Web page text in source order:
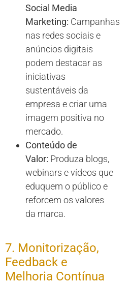
Social Media
Marketing: Campanhas
nas redes sociais e
anúncios digitais
podem destacar as
iniciativas
sustentáveis da
empresa e criar uma
imagem positiva no
mercado.
Conteúdo de
Valor: Produza blogs,
webinars e vídeos que
eduquem o público e
reforcem os valores
da marca.
7. Monitorização,
Feedback e
Melhoria Contínua